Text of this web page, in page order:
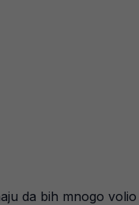
da bih mnogo